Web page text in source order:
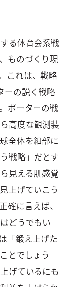
る体育会系戦
ものづくり現
これは、戦略
ーの説く戦略
ポーターの戦
高度な観測装
全体を細部に
戦略」だとす
見える肌感覚
上げていこう
確に言えば、
どうでもい
「鍛え上げた
とでしょう
げているにも